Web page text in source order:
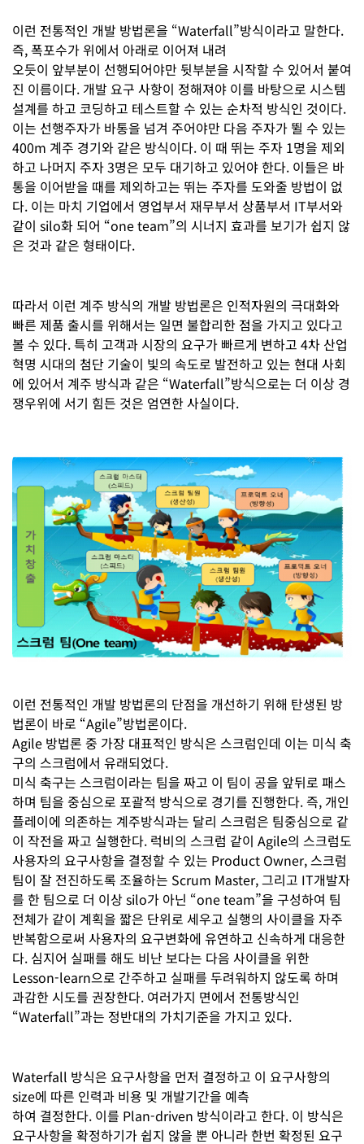
이런 전통적인 개발 방법론을 “Waterfall”방식이라고 말한다.
즉, 폭포수가 위에서 아래로 이어져 내려
오듯이 앞부분이 선행되어야만 뒷부분을 시작할 수 있어서 붙여
진 이름이다. 개발 요구 사항이 정해져야 이를 바탕으로 시스템
설계를 하고 코딩하고 테스트할 수 있는 순차적 방식인 것이다.
이는 선행주자가 바통을 넘겨 주어야만 다음 주자가 뛸 수 있는
400m 계주 경기와 같은 방식이다. 이 때 뛰는 주자 1명을 제외
하고 나머지 주자 3명은 모두 대기하고 있어야 한다. 이들은 바
통을 이어받을 때를 제외하고는 뛰는 주자를 도와줄 방법이 없
다. 이는 마치 기업에서 영업부서 재무부서 상품부서 IT부서와
같이 silo화 되어 “one team”의 시너지 효과를 보기가 쉽지 않
은 것과 같은 형태이다.
따라서 이런 계주 방식의 개발 방법론은 인적자원의 극대화와
빠른 제품 출시를 위해서는 일면 불합리한 점을 가지고 있다고
볼 수 있다. 특히 고객과 시장의 요구가 빠르게 변하고 4차 산업
혁명 시대의 첨단 기술이 빛의 속도로 발전하고 있는 현대 사회
에 있어서 계주 방식과 같은 “Waterfall”방식으로는 더 이상 경
쟁우위에 서기 힘든 것은 엄연한 사실이다.
이런 전통적인 개발 방법론의 단점을 개선하기 위해 탄생된 방
법론이 바로 “Agile”방법론이다.
Agile 방법론 중 가장 대표적인 방식은 스크럼인데 이는 미식 축
구의 스크럼에서 유래되었다.
미식 축구는 스크럼이라는 팀을 짜고 이 팀이 공을 앞뒤로 패스
하며 팀을 중심으로 포괄적 방식으로 경기를 진행한다. 즉, 개인
플레이에 의존하는 계주방식과는 달리 스크럼은 팀중심으로 같
이 작전을 짜고 실행한다. 럭비의 스크럼 같이 Agile의 스크럼도
사용자의 요구사항을 결정할 수 있는 Product Owner, 스크럼
팀이 잘 전진하도록 조율하는 Scrum Master, 그리고 IT개발자
를 한 팀으로 더 이상 silo가 아닌 “one team”을 구성하여 팀
전체가 같이 계획을 짧은 단위로 세우고 실행의 사이클을 자주
반복함으로써 사용자의 요구변화에 유연하고 신속하게 대응한
다. 심지어 실패를 해도 비난 보다는 다음 사이클을 위한
Lesson-learn으로 간주하고 실패를 두려워하지 않도록 하며
과감한 시도를 권장한다. 여러가지 면에서 전통방식인
“Waterfall”과는 정반대의 가치기준을 가지고 있다.
Waterfall 방식은 요구사항을 먼저 결정하고 이 요구사항의
size에 따른 인력과 비용 및 개발기간을 예측
하여 결정한다. 이를 Plan-driven 방식이라고 한다. 이 방식은
요구사항을 확정하기가 쉽지 않을 뿐 아니라 한번 확정된 요구